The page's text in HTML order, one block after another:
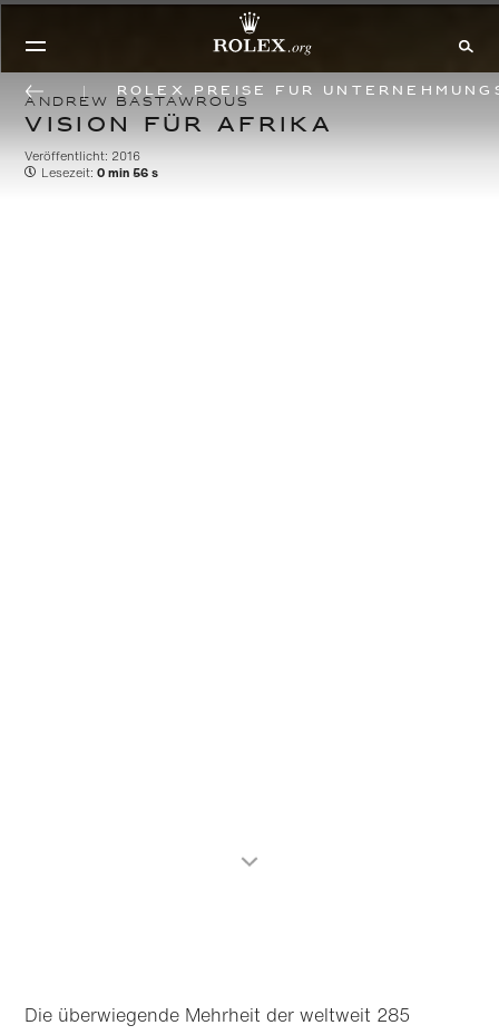
Rolex Preise für
ANDREW BASTAWROUS
VISION FÜR AFRIKA
Veröffentlicht: 2016
Lesezeit: 0 min 56 s
Die überwiegende Mehrheit der weltweit 285